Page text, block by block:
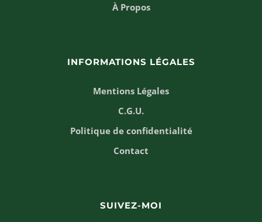
À Propos
INFORMATIONS LÉGALES
Mentions Légales
C.G.U.
Politique de confidentialité
Contact
SUIVEZ-MOI